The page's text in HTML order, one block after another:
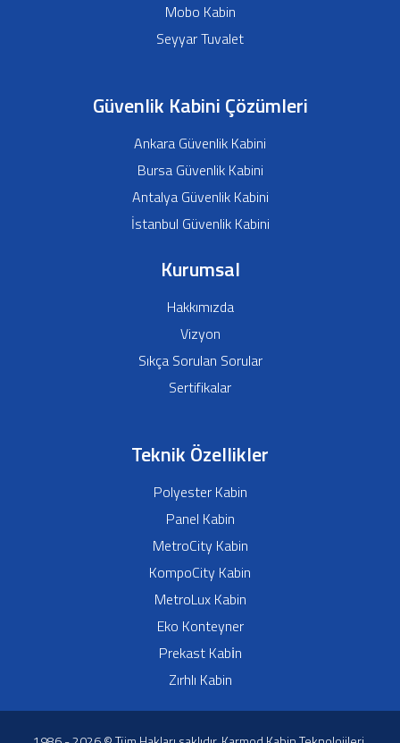
Mobo Kabin
Seyyar Tuvalet
Güvenlik Kabini Çözümleri
Ankara Güvenlik Kabini
Bursa Güvenlik Kabini
Antalya Güvenlik Kabini
İstanbul Güvenlik Kabini
Kurumsal
Hakkımızda
Vizyon
Sıkça Sorulan Sorular
Sertifikalar
Teknik Özellikler
Polyester Kabin
Panel Kabin
MetroCity Kabin
KompoCity Kabin
MetroLux Kabin
Eko Konteyner
Prekast Kabi̇n
Zırhlı Kabin